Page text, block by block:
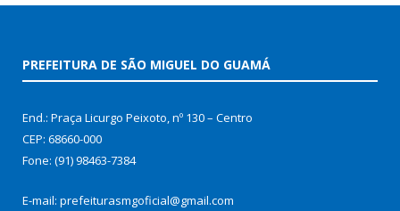
PREFEITURA DE SÃO MIGUEL DO GUAMÁ
End.: Praça Licurgo Peixoto, nº 130 – Centro
CEP: 68660-000
Fone: (91) 98463-7384
E-mail: prefeiturasmgoficial@gmail.com